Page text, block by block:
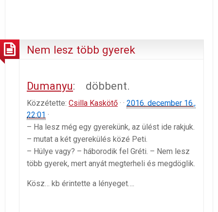
Nem lesz több gyerek
Dumanyu: döbbent.
Közzétette: Csilla Kaskötő · · 2016. december 16.,
22:01 ·
– Ha lesz még egy gyerekünk, az ülést ide rakjuk.
– mutat a két gyerekülés közé Peti.
– Hülye vagy? – háborodik fel Gréti. – Nem lesz
több gyerek, mert anyát megterheli és megdöglik.
Kösz… kb érintette a lényeget….